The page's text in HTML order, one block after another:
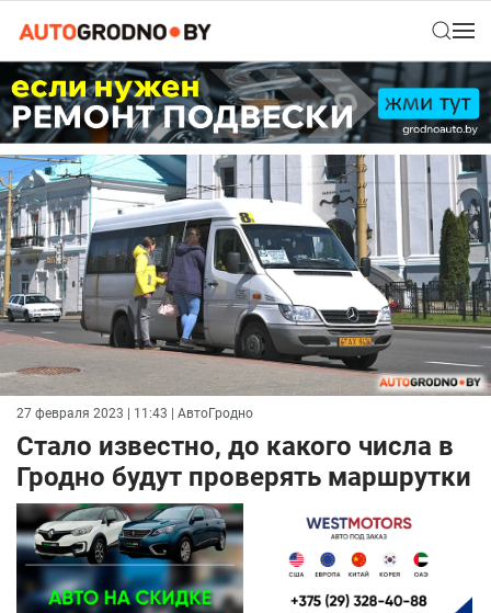
27 февраля 2023 | 11:43 | АвтоГродно
Стало известно, до какого числа в
Гродно будут проверять маршрутки